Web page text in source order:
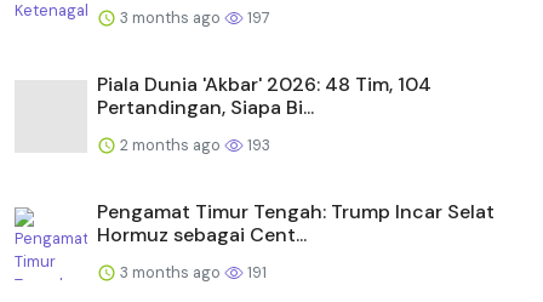
3 months ago 197
Piala Dunia 'Akbar' 2026: 48 Tim, 104
Pertandingan, Siapa Bi...
2 months ago 193
Pengamat Timur Tengah: Trump Incar Selat
Hormuz sebagai Cent...
3 months ago 191